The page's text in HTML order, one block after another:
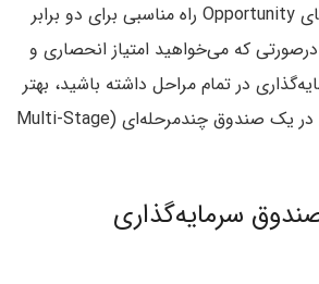
اولیه باشید، صندوق‌های Opportunity راه مناسبی برای دو برابر
که می‌خواهید امتیاز انحصاری و
در تمام مراحل داشته باشید، بهتر
است که سرمایه‌گذاری در یک صندوق چندمرحله‌ای (Multi-Stage
سرمایه‌گذاری